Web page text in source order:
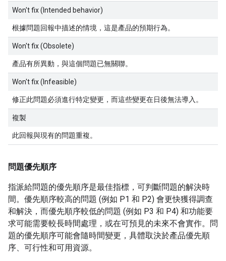
Won't fix (Intended behavior)
根據問題回報中描述的情境，這是產品的預期行為。
Won't fix (Obsolete)
產品有所異動，與這個問題已無關聯。
Won't fix (Infeasible)
修正此問題必須進行特定變更，而這些變更在日後無法導入。
複製
此回報與現有的問題重複。
問題優先順序
指派給問題的優先順序是最佳指標，可判斷問題的解決時
間。優先順序較高的問題 (例如 P1 和 P2) 會更快獲得調查
和解決，而優先順序較低的問題 (例如 P3 和 P4) 和功能要
求可能需要較長時間處理，或在可預見的未來不會實作。問
題的優先順序可能會隨時間變更，具體取決於產品優先順
序、可行性和可用資源。